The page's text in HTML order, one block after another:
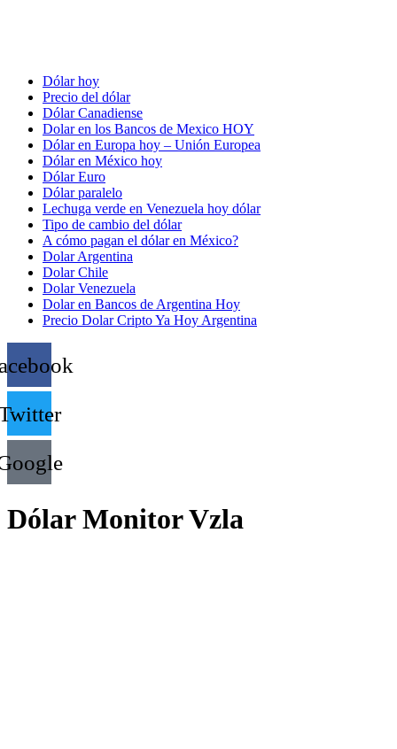
Dólar hoy
Precio del dólar
Dólar Canadiense
Dolar en los Bancos de Mexico HOY
Dólar en Europa hoy – Unión Europea
Dólar en México hoy
Dólar Euro
Dólar paralelo
Lechuga verde en Venezuela hoy dólar
Tipo de cambio del dólar
A cómo pagan el dólar en México?
Dolar Argentina
Dolar Chile
Dolar Venezuela
Dolar en Bancos de Argentina Hoy
Precio Dolar Cripto Ya Hoy Argentina
Dólar Monitor Vzla